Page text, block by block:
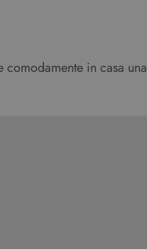
in casa una